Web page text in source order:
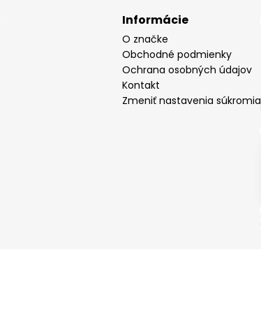
Informácie
O značke
Obchodné podmienky
Ochrana osobných údajov
Kontakt
Zmeniť nastavenia súkromia